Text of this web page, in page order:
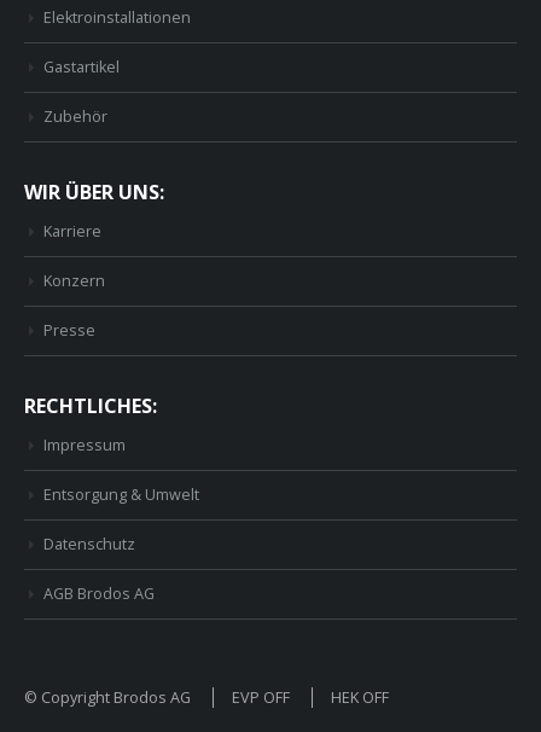
Elektroinstallationen
Gastartikel
Zubehör
WIR ÜBER UNS:
Karriere
Konzern
Presse
RECHTLICHES:
Impressum
Entsorgung & Umwelt
Datenschutz
AGB Brodos AG
© Copyright Brodos AG EVP OFF HEK OFF